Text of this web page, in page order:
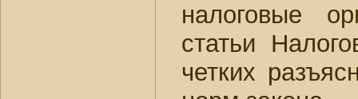
налоговые
статьи
четких